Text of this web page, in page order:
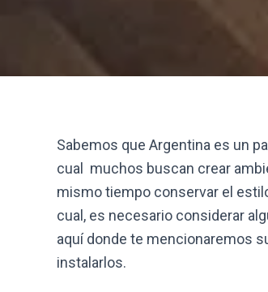
Sabemos que Argentina es un
cual muchos buscan crear
mismo tiempo conservar el
cual, es necesario considerar
aquí donde te mencionaremos
instalarlos.